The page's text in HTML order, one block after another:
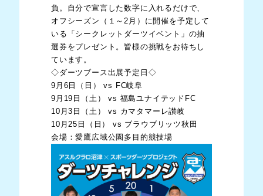
負。自分で宣言した数字に入れるだけで、
オフシーズン（１～2月）に開催を予定して
いる「シークレットダーツイベント」の抽
選券をプレゼント。皆様の挑戦をお待ちし
ています。
◇ダーツブース出展予定日◇
9月6日（日） vs FC岐阜
9月19日（土） vs 福島ユナイテッドFC
10月3日（土） vs カマタマーレ讃岐
10月25日（日） vs ブラウブリッツ秋田
会場：愛鷹広域公園多目的競技場